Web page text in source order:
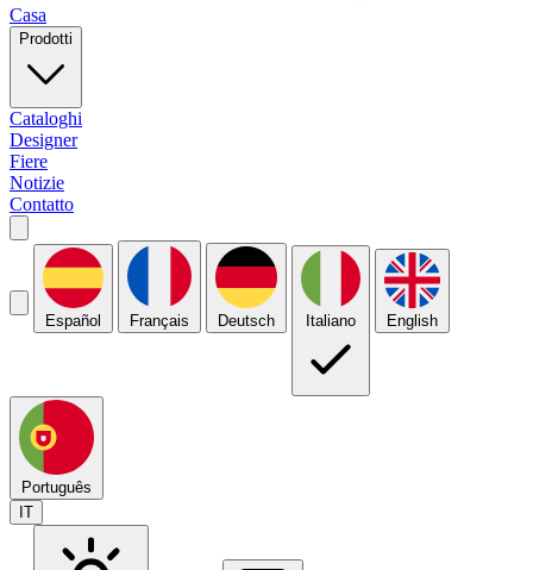
Casa
Prodotti
Cataloghi
Designer
Fiere
Notizie
Contatto
Español Français Deutsch Italiano English
Português
IT